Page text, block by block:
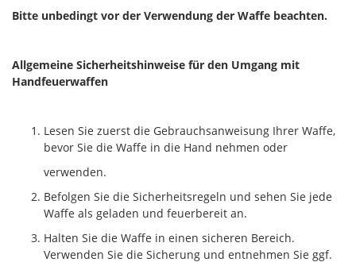
Bitte unbedingt vor der Verwendung der Waffe beachten.
Allgemeine Sicherheitshinweise für den Umgang mit
Handfeuerwaffen
Lesen Sie zuerst die Gebrauchsanweisung Ihrer Waffe,
bevor Sie die Waffe in die Hand nehmen oder
verwenden.
Befolgen Sie die Sicherheitsregeln und sehen Sie jede
Waffe als geladen und feuerbereit an.
Halten Sie die Waffe in einen sicheren Bereich.
Verwenden Sie die Sicherung und entnehmen Sie ggf.